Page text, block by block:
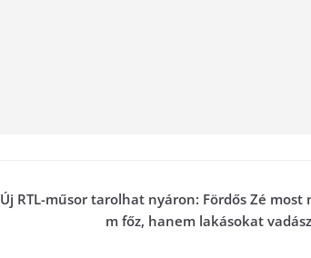
Új RTL-műsor tarolhat nyáron: Fördős Zé most
m főz, hanem lakásokat